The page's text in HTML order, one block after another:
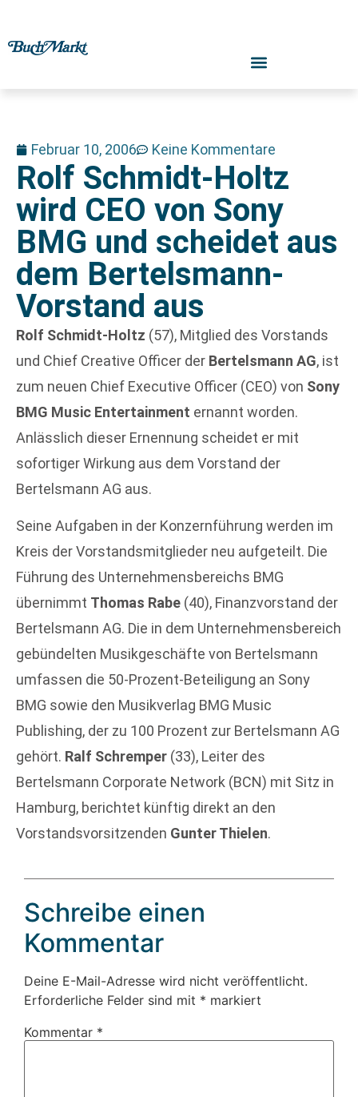
Februar 10, 2006 Keine Kommentare
Rolf Schmidt-Holtz
wird CEO von Sony
BMG und scheidet aus
dem Bertelsmann-
Vorstand aus
Rolf Schmidt-Holtz (57), Mitglied des Vorstands
und Chief Creative Officer der Bertelsmann AG, ist
zum neuen Chief Executive Officer (CEO) von Sony
BMG Music Entertainment ernannt worden.
Anlässlich dieser Ernennung scheidet er mit
sofortiger Wirkung aus dem Vorstand der
Bertelsmann AG aus.
Seine Aufgaben in der Konzernführung werden im
Kreis der Vorstandsmitglieder neu aufgeteilt. Die
Führung des Unternehmensbereichs BMG
übernimmt Thomas Rabe (40), Finanzvorstand der
Bertelsmann AG. Die in dem Unternehmensbereich
gebündelten Musikgeschäfte von Bertelsmann
umfassen die 50-Prozent-Beteiligung an Sony
BMG sowie den Musikverlag BMG Music
Publishing, der zu 100 Prozent zur Bertelsmann AG
gehört. Ralf Schremper (33), Leiter des
Bertelsmann Corporate Network (BCN) mit Sitz in
Hamburg, berichtet künftig direkt an den
Vorstandsvorsitzenden Gunter Thielen.
Schreibe einen
Kommentar
Deine E-Mail-Adresse wird nicht veröffentlicht.
Erforderliche Felder sind mit * markiert
Kommentar *